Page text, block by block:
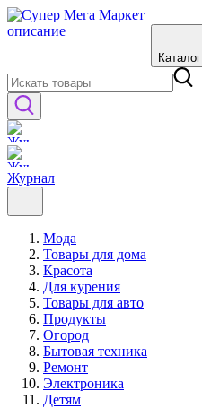
Каталог
Журнал
Мода
Товары для дома
Красота
Для курения
Товары для авто
Продукты
Огород
Бытовая техника
Ремонт
Электроника
Детям